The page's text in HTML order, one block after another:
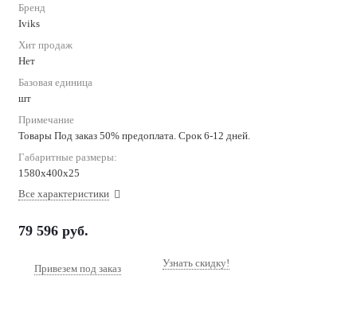
Бренд
Iviks
Хит продаж
Нет
Базовая единица
шт
Примечание
Товары Под заказ 50% предоплата. Срок 6-12 дней.
Габаритные размеры:
1580x400x25
Все характеристики
79 596 руб.
Привезем под заказ Узнать скидку!